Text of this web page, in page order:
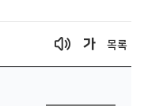
목록